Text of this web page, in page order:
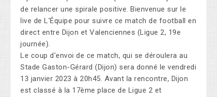
de relancer une spirale positive. Bienvenue sur le
live de L'Équipe pour suivre ce match de football en
direct entre Dijon et Valenciennes (Ligue 2, 19e
journée).
Le coup d'envoi de ce match, qui se déroulera au
Stade Gaston-Gérard (Dijon) sera donné le vendredi
13 janvier 2023 à 20h45. Avant la rencontre, Dijon
est classé à la 17ème place de Ligue 2 et